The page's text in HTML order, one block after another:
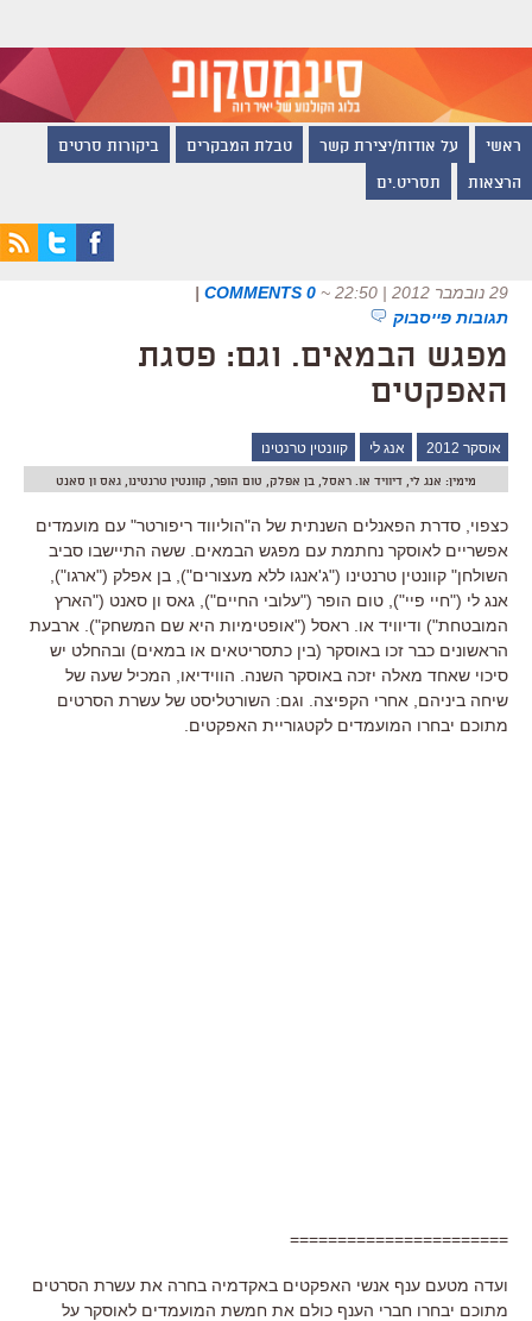
ראשי על אודות/יצירת קשר טבלת המבקרים ביקורות סרטים
הרצאות תסריט.ים
29 נובמבר 2012 | 22:50 ~
0 COMMENTS
|
תגובות פייסבוק
מפגש הבמאים. וגם: פסגת
האפקטים
אוסקר 2012 אנג לי קוונטין טרנטינו
מימין: אנג לי, דיוויד או. ראסל, בן אפלק, טום הופר, קוונטין טרנטינו, גאס ון סאנט
כצפוי, סדרת הפאנלים השנתית של ה"הוליווד ריפורטר" עם מועמדים
אפשריים לאוסקר נחתמת עם מפגש הבמאים. ששה התיישבו סביב
השולחן" קוונטין טרנטינו ("ג'אנגו ללא מעצורים"), בן אפלק ("ארגו"),
אנג לי ("חיי פיי"), טום הופר ("עלובי החיים"), גאס ון סאנט ("הארץ
המובטחת") ודיוויד או. ראסל ("אופטימיות היא שם המשחק"). ארבעת
הראשונים כבר זכו באוסקר (בין כתסריטאים או במאים) ובהחלט יש
סיכוי שאחד מאלה יזכה באוסקר השנה. הווידיאו, המכיל שעה של
שיחה ביניהם, אחרי הקפיצה. וגם: השורטליסט של עשרת הסרטים
מתוכם יבחרו המועמדים לקטגוריית האפקטים.
=======================
ועדה מטעם ענף אנשי האפקטים באקדמיה בחרה את עשרת הסרטים
מתוכם יבחרו חברי הענף כולם את חמשת המועמדים לאוסקר על